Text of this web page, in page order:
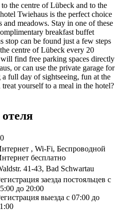
the centre of Lübeck and to the
Twiehaus is the perfect choice
meadows. Stay in one of these
breakfast buffet
stop can be found just a few steps
centre of Lübeck every 20
find free parking spaces directly
or can use the private garage for
full day of sightseeing, fun at the
yourself to a meal in the hotel?
, Wi-Fi, Беспроводной
бесплатно
41-43, Bad Schwartau
заезда постояльцев с
до 20:00
выезда с 07:00 до